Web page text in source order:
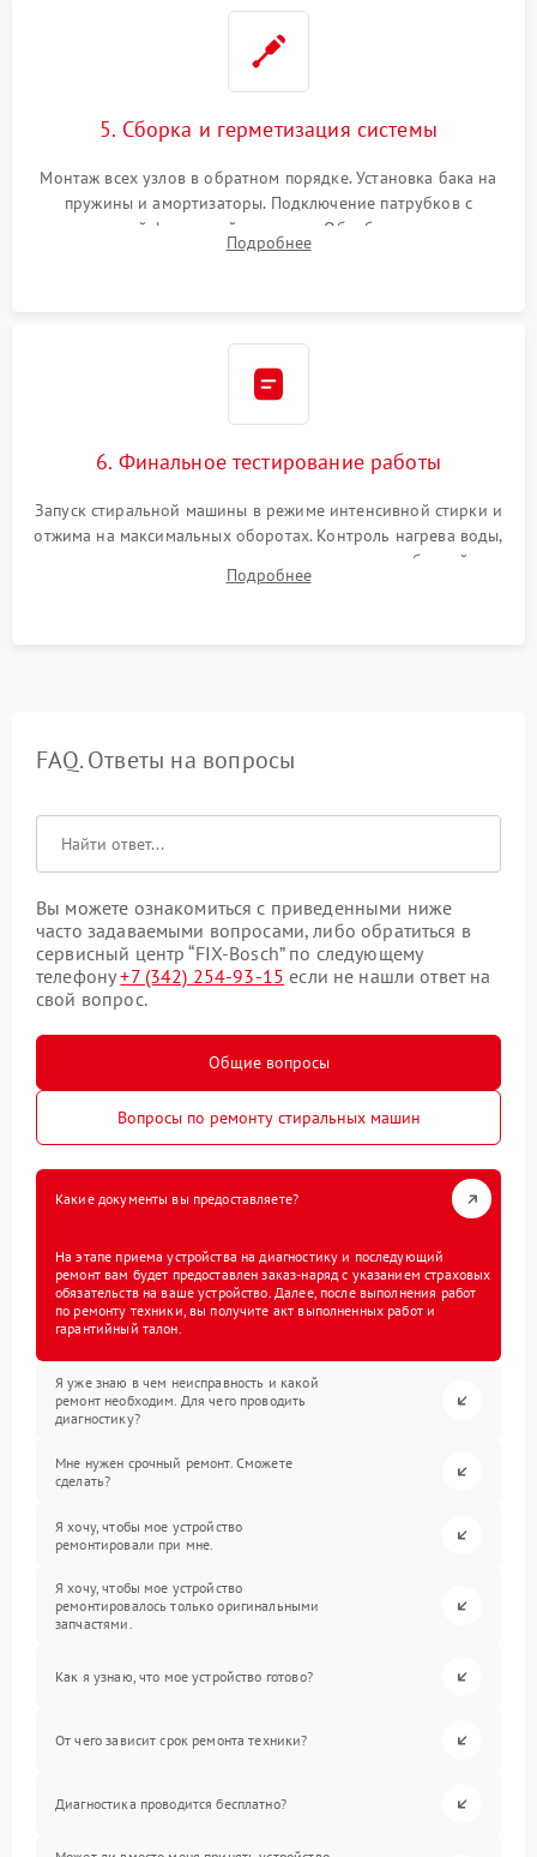
5. Сборка и герметизация системы
Монтаж всех узлов в обратном порядке. Установка бака на
пружины и амортизаторы. Подключение патрубков с
надежной фиксацией хомутами. Обработка стыков
герметиком для предотвращения возможных протечек воды.
Подробнее
6. Финальное тестирование работы
Запуск стиральной машины в режиме интенсивной стирки и
отжима на максимальных оборотах. Контроль нагрева воды,
корректности слива, отсутствия излишних вибраций,
посторонних стуков и протечек под корпусом.
Подробнее
FAQ. Ответы на вопросы
Вы можете ознакомиться с приведенными ниже
часто задаваемыми вопросами, либо обратиться в
сервисный центр “FIX-Bosch” по следующему
телефону+7 (342) 254-93-15 если не нашли ответ на
свой вопрос.
Общие вопросы
Вопросы по ремонту стиральных машин
Какие документы вы предоставляете?
На этапе приема устройства на диагностику и последующий
ремонт вам будет предоставлен заказ-наряд с указанием страховых
обязательств на ваше устройство. Далее, после выполнения работ
по ремонту техники, вы получите акт выполненных работ и
гарантийный талон.
Я уже знаю в чем неисправность и какой
ремонт необходим. Для чего проводить
диагностику?
Мне нужен срочный ремонт. Сможете
сделать?
Я хочу, чтобы мое устройство
ремонтировали при мне.
Я хочу, чтобы мое устройство
ремонтировалось только оригинальными
запчастями.
Как я узнаю, что мое устройство готово?
От чего зависит срок ремонта техники?
Диагностика проводится бесплатно?